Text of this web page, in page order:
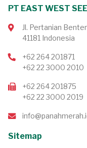
PT EAST WEST
Jl. Pertanian
41181 Indonesia
+62 264 201871
+62 22 3000 2010
+62 264 201875
+62 22 3000 2019
Sitemap